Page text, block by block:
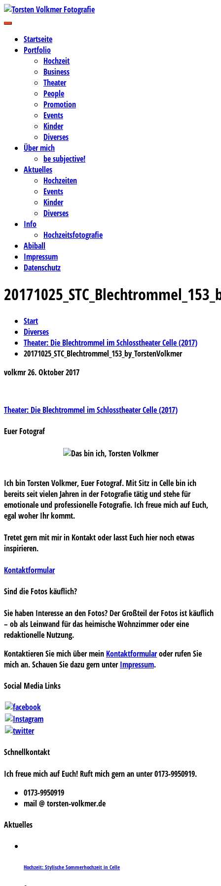
Zum
Inhalt
Torsten Volkmer Fotografie
Business-, Portrait- und Hochzeitsfotografie
Startseite
Portfolio
Hochzeit
Business
Theater
People
Promotion
Events
Kinder
Diverses
Über mich
be subjective!
Aktuelles
Hochzeiten
Events
Kinder
Diverses
Info
Hochzeitsfotografie
Abiball
Impressum
Datenschutz
Start
Diverses
Theater: Die Blechtrommel im Schlosstheater Celle (2017)
20171025_STC_Blechtrommel_153_by_TorstenVolkmer
volkmr26. Oktober 2017
Beitragsnavigation
Theater: Die Blechtrommel im Schlosstheater Celle (2017)
Euer Fotograf
Ich bin Torsten Volkmer, Euer Fotograf. Mit Sitz in Celle bin ich
bereits seit vielen Jahren in der Fotografie tätig und stehe für
emotionale und professionelle Fotografie. Ich freue mich auf Euch,
egal woher Ihr kommt.
Tretet gern mit mir in Kontakt oder lasst Euch hier noch etwas
inspirieren.
Kontaktformular
Sind die Fotos käuflich?
Sie haben Interesse an den Fotos? Der Großteil der Fotos ist käuflich
– ob als Leinwand für das heimische Wohnzimmer oder eine
redaktionelle Nutzung.
Kontaktieren Sie mich über mein Kontaktformularoder rufen Sie
mich an. Schauen Sie dazu gern unterImpressum.
Social Media Links
Schnellkontakt
Ich freue mich auf Euch! Ruft mich gern an unter 0173-9950919.
0173-9950919
mail @ torsten-volkmer.de
Aktuelles
Hochzeit: Stylische Sommerhochzeit in Celle